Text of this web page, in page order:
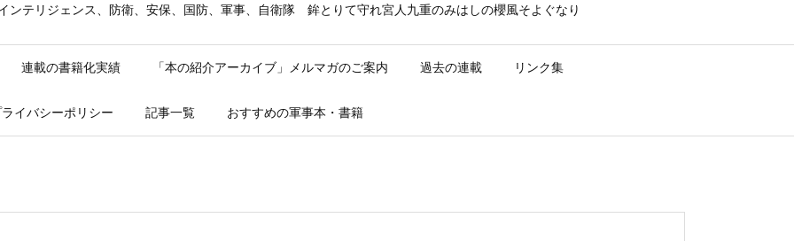
テリジェンス、防衛、安保、国防、軍事、自衛隊 鉾とりて守れ宮人九重のみはしの櫻風そよぐなり
連載の書籍化実績 「本の紹介アーカイブ」メルマガのご案内 過去の連載 リンク集
イバシーポリシー 記事一覧 おすすめの軍事本・書籍